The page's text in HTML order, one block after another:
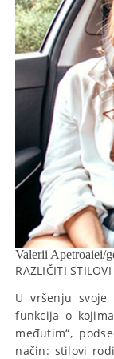
Valerii Apetroaiei/
RAZLIČITI
U vršenju
funkcija o
međutim“,
način: stilovi